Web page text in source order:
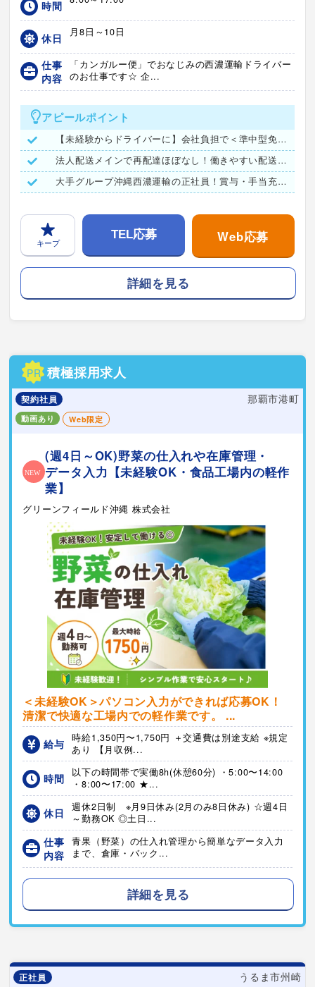
時間
休日 月8日～10日
仕事
内容
「カンガルー便」でおなじみの西濃運輸ドライバー
のお仕事です☆ 企...
アピールポイント
【未経験からドライバーに】会社負担で＜準中型免許＞取得も可能
法人配送メインで再配達ほぼなし！働きやすい配送スタイル
大手グループ沖縄西濃運輸の正社員！賞与・手当充実で安定収入
キープ
TEL応募 Web応募
詳細を見る
PR 積極採用求人
契約社員 那覇市港町
動画あり Web限定
(週4日～OK)野菜の仕入れや在庫管理・
データ入力【未経験OK・食品工場内の軽作
業】
グリーンフィールド沖縄 株式会社
＜未経験OK＞パソコン入力ができれば応募OK！
清潔で快適な工場内での軽作業です。 ...
給与
時給1,350円〜1,750円 ＋交通費は別途支給 ※規定
あり 【月収例...
時間
以下の時間帯で実働8h(休憩60分) ・5:00〜14:00
・8:00〜17:00 ★...
休日
週休2⽇制 ※⽉9⽇休み(2⽉のみ8⽇休み) ☆週4日
～勤務OK ◎土日...
仕事
内容
青果（野菜）の仕入れ管理から簡単なデータ入力
まで、倉庫・バック...
詳細を見る
正社員 うるま市州崎